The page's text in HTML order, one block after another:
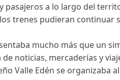
a lo largo del
trenes pudieran continuar
mucho más que un
noticias, mercaderías y
Valle Edén se organizaba